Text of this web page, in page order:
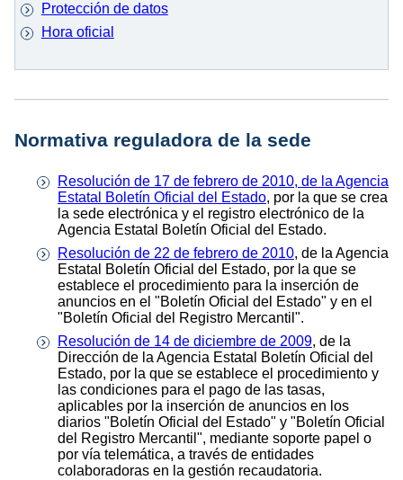
Protección de datos
Hora oficial
Normativa reguladora de la sede
Resolución de 17 de febrero de 2010, de la Agencia
Estatal Boletín Oficial del Estado, por la que se crea
la sede electrónica y el registro electrónico de la
Agencia Estatal Boletín Oficial del Estado.
Resolución de 22 de febrero de 2010, de la Agencia
Estatal Boletín Oficial del Estado, por la que se
establece el procedimiento para la inserción de
anuncios en el "Boletín Oficial del Estado" y en el
"Boletín Oficial del Registro Mercantil".
Resolución de 14 de diciembre de 2009, de la
Dirección de la Agencia Estatal Boletín Oficial del
Estado, por la que se establece el procedimiento y
las condiciones para el pago de las tasas,
aplicables por la inserción de anuncios en los
diarios "Boletín Oficial del Estado" y "Boletín Oficial
del Registro Mercantil", mediante soporte papel o
por vía telemática, a través de entidades
colaboradoras en la gestión recaudatoria.